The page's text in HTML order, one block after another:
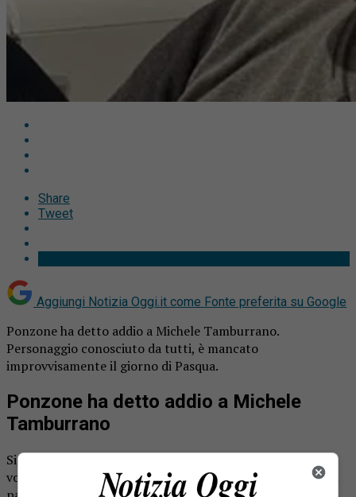
Share
Tweet
Aggiungi Notizia Oggi.it come Fonte preferita su Google
Ponzone ha detto addio a Michele Tamburrano.
Personaggio conosciuto da tutti, è mancato
improvvisamente il giorno di Pasqua.
Ponzone ha detto addio a Michele
Tamburrano
Si è spento nel giorno di Pasqua Michele Tamburrano,
volto noto e presenza familiare per il basso Triverese, e in